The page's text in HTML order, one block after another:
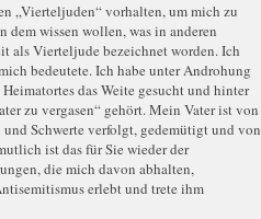
„Vierteljuden“ vorhalten, um mich zu
dem wissen wollen, was in anderen
als Vierteljude bezeichnet worden. Ich
bedeutete. Ich habe unter Androhung
das Weite gesucht und hinter
zu vergasen“ gehört. Mein Vater ist von
Schwerte verfolgt, gedemütigt und von
ist das für Sie wieder der
die mich davon abhalten,
erlebt und trete ihm